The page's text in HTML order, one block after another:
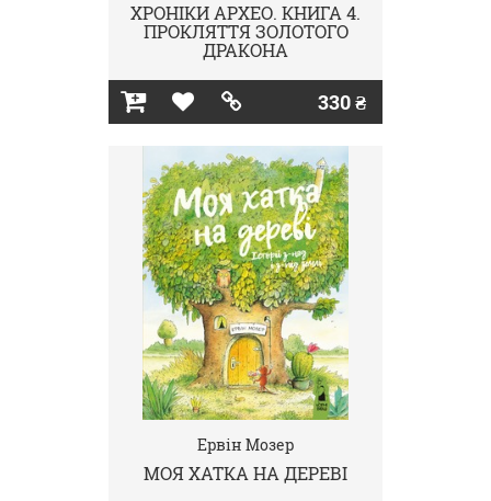
ХРОНІКИ АРХЕО. КНИГА 4.
ПРОКЛЯТТЯ ЗОЛОТОГО
ДРАКОНА
330 ₴
Ервін Мозер
МОЯ ХАТКА НА ДЕРЕВІ